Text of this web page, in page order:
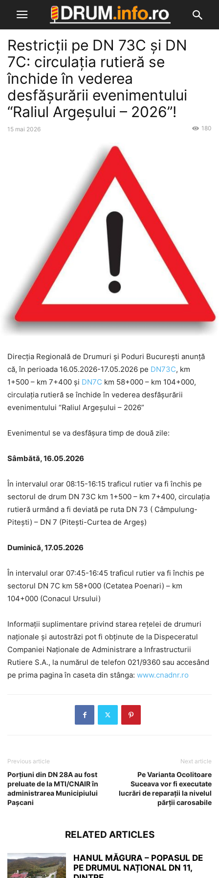
Restricții pe DN 73C și DN
7C: circulația rutieră se
închide în vederea
desfășurării evenimentului
“Raliul Argeșului – 2026”!
15 mai 2026 180
Direcția Regională de Drumuri și Poduri București anunță
că, în perioada 16.05.2026-17.05.2026 pe DN73C, km
1+500 – km 7+400 și DN7C km 58+000 – km 104+000,
circulația rutieră se închide în vederea desfășurării
evenimentului “Raliul Argeșului – 2026”
Evenimentul se va desfășura timp de două zile:
Sâmbătă, 16.05.2026
În intervalul orar 08:15-16:15 traficul rutier va fi închis pe
sectorul de drum DN 73C km 1+500 – km 7+400, circulația
rutieră urmând a fi deviată pe ruta DN 73 ( Câmpulung-
Pitești) – DN 7 (Pitești-Curtea de Argeș)
Duminică, 17.05.2026
În intervalul orar 07:45-16:45 traficul rutier va fi închis pe
sectorul DN 7C km 58+000 (Cetatea Poenari) – km
104+000 (Conacul Ursului)
Informaţii suplimentare privind starea reţelei de drumuri
naţionale și autostrăzi pot fi obţinute de la Dispeceratul
Companiei Naţionale de Administrare a Infrastructurii
Rutiere S.A., la numărul de telefon 021/9360 sau accesând
pe prima pagina în caseta din stânga: www.cnadnr.ro
Previous article
Porțiuni din DN 28A au fost
preluate de la MTI/CNAIR în
administrarea Municipiului
Pașcani
Next article
Pe Varianta Ocolitoare
Suceava vor fi executate
lucrări de reparații la nivelul
părții carosabile
RELATED ARTICLES
HANUL MĂGURA – POPASUL DE
PE DRUMUL NAȚIONAL DN 11,